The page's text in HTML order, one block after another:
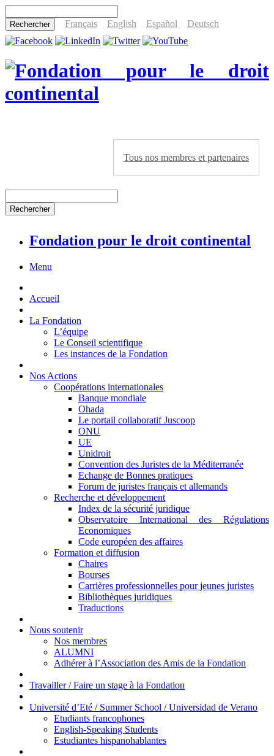
Français English Español Deutsch
Tous nos membres et partenaires
Fondation pour le droit continental
Menu
Accueil
La Fondation
L’équipe
Le Conseil scientifique
Les instances de la Fondation
Nos Actions
Coopérations internationales
Banque mondiale
Ohada
Le portail collaboratif Juscoop
ONU
UE
Unidroit
Convention des Juristes de la Méditerranée
Echange de Bonnes pratiques
Forum de juristes français et allemands
Recherche et développement
Index de la sécurité juridique
Observatoire International des Régulations
Economiques
Code européen des affaires
Formation et diffusion
Chaires
Bourses
Carrières professionnelles pour jeunes juristes
Bibliothèques juridiques
Traductions
Nous soutenir
Nos membres
ALUMNI
Adhérer à l’Association des Amis de la Fondation
Travailler / Faire un stage à la Fondation
Université d’Eté / Summer School / Universidad de Verano
Etudiants francophones
English-Speaking Students
Estudiantes hispanohablantes